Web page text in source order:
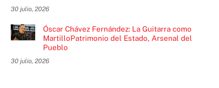
30 julio, 2026
Óscar Chávez Fernández: La Guitarra como
MartilloPatrimonio del Estado, Arsenal del
Pueblo
30 julio, 2026